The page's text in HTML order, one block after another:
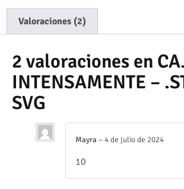
Valoraciones (2)
2 valoraciones en
INTENSAMENTE –
SVG
Mayra – 4 de julio de 2024
10